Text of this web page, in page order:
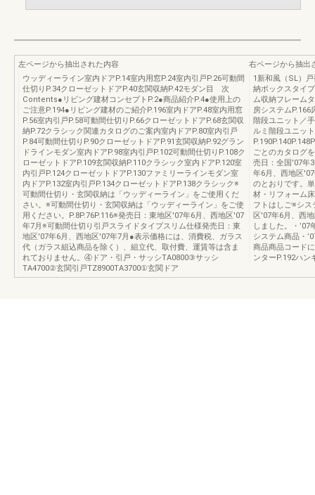
左ページから抽出された内容
ウッディーライン室内ドアP.14室内用窓P.24室内引戸P.26可動間
仕切りP.34クローゼットドアP.40玄関収納P.42モダン目 次
Contents●リビング建材コンセプトP.2●商品紹介P.4●使用上の
ご注意P.194●リビング建材のご紹介P.196室内ドアP.48室内用窓
P.56室内引戸P.58可動間仕切りP.66クローゼットドアP.68玄関収
納P.72クラシック関連カタログのご案内室内ドアP.80室内引戸
P.84可動間仕切りP.90クローゼットドアP.91玄関収納P.92グラン
ドラインモダン室内ドアP.98室内引戸P.102可動間仕切りP.108ク
ローゼットドアP.109玄関収納P.110クラシック室内ドアP.120室
内引戸P.124クローゼットドアP.130ファミリーラインモダン室
内ドアP.132室内引戸P.134クローゼットドアP.138クラシック※
可動間仕切り・玄関収納は「ウッディーライン」をご使用くだ
さい。※可動間仕切り・玄関収納は「ウッディーライン」をご使
用ください。P.8P.76P.116※発売日：東地区'07年6月、西地区'07
年7月※可動間仕切り引戸スライドタイプスリム仕様発売日：東
地区'07年6月、西地区'07年7月●表示価格には、消費税、ガラス
代（ガラス組込商品を除く）、組立代、取付費、運賃等は含ま
れておりません。④ドア・引戸・サッシTA0800③サッシ
TA4700②玄関引戸TZ8900TA3700①玄関ドア
右ページから抽出
1新和風（SL）
納ボックスタイ
ム収納フレーム
房システムP.166
階段ユニット／
ルミ階段ユニッ
ごとのカタログ
売日：全国'07年
年6月、西地区
のとおりです。
材・リフォーム
フトはしご※シス
区'07年6月、西
しました。・
システム商品・
商品商品コード
ンターP.192ハン